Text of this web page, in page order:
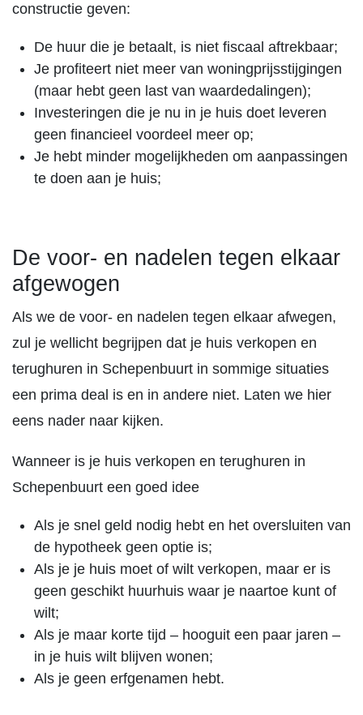
constructie geven:
De huur die je betaalt, is niet fiscaal aftrekbaar;
Je profiteert niet meer van woningprijsstijgingen
(maar hebt geen last van waardedalingen);
Investeringen die je nu in je huis doet leveren
geen financieel voordeel meer op;
Je hebt minder mogelijkheden om aanpassingen
te doen aan je huis;
De voor- en nadelen tegen elkaar
afgewogen
Als we de voor- en nadelen tegen elkaar afwegen,
zul je wellicht begrijpen dat je huis verkopen en
terughuren in Schepenbuurt in sommige situaties
een prima deal is en in andere niet. Laten we hier
eens nader naar kijken.
Wanneer is je huis verkopen en terughuren in
Schepenbuurt een goed idee
Als je snel geld nodig hebt en het oversluiten van
de hypotheek geen optie is;
Als je je huis moet of wilt verkopen, maar er is
geen geschikt huurhuis waar je naartoe kunt of
wilt;
Als je maar korte tijd – hooguit een paar jaren –
in je huis wilt blijven wonen;
Als je geen erfgenamen hebt.